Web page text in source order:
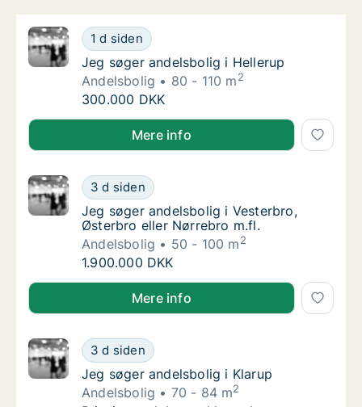
Jeg søger andelsbolig i Hellerup
1 d siden
Jeg søger andelsbolig i Hellerup
Jeg søger andelsbolig i Hellerup
Andelsbolig
80 - 110 m2
Jeg søger andelsbolig i Hellerup
300.000 DKK
Jeg søger andelsbolig i Hellerup
Mere info
Jeg søger andelsbolig i Vesterbro, Østerbro
3 d siden
Jeg søger andelsbolig i Vesterbro, Østerbro
Jeg søger andelsbolig i Vesterbro,
Østerbro eller Nørrebro m.fl.
Andelsbolig
50 - 100 m2
Jeg søger andelsbolig i Vesterbro,
1.900.000 DKK
Jeg søger andelsbolig i Vesterbro, Østerbro eller
Mere info
Jeg søger andelsbolig i Klarup
3 d siden
Jeg søger andelsbolig i Klarup
Jeg søger andelsbolig i Klarup
Andelsbolig
70 - 84 m2